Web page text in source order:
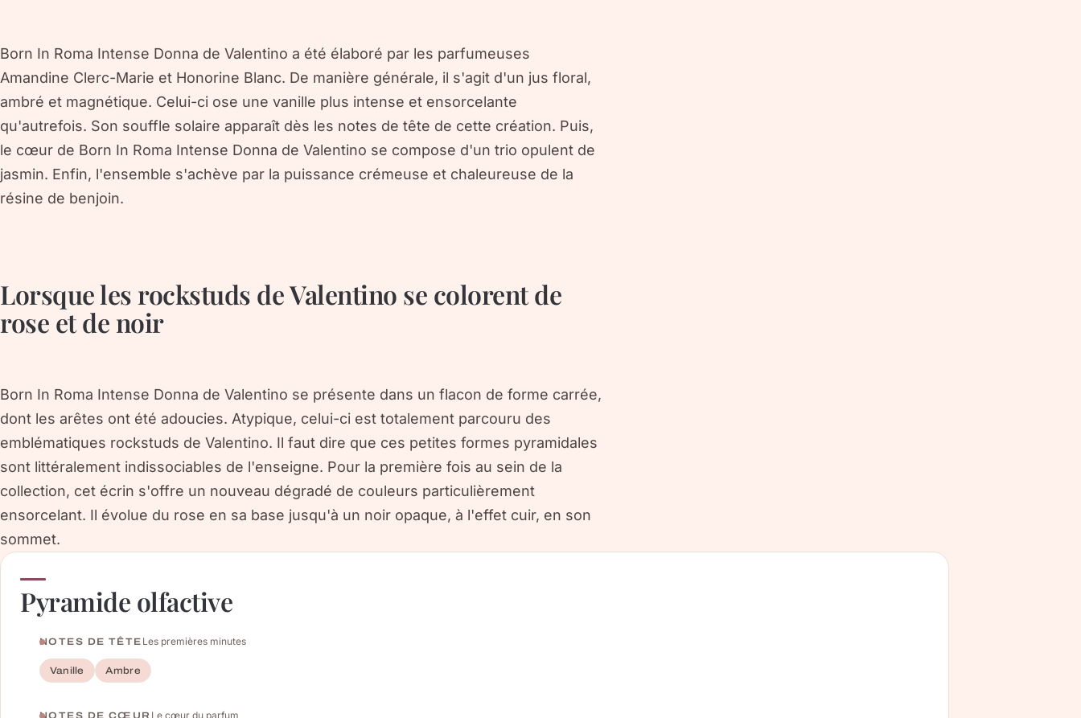
Born In Roma Intense Donna de Valentino a été élaboré par les parfumeuses
Amandine Clerc-Marie et Honorine Blanc. De manière générale, il s'agit d'un jus floral,
ambré et magnétique. Celui-ci ose une vanille plus intense et ensorcelante
qu'autrefois. Son souffle solaire apparaît dès les notes de tête de cette création. Puis,
le cœur de Born In Roma Intense Donna de Valentino se compose d'un trio opulent de
jasmin. Enfin, l'ensemble s'achève par la puissance crémeuse et chaleureuse de la
résine de benjoin.
Lorsque les rockstuds de Valentino se colorent de
rose et de noir
Born In Roma Intense Donna de Valentino se présente dans un flacon de forme carrée,
dont les arêtes ont été adoucies. Atypique, celui-ci est totalement parcouru des
emblématiques rockstuds de Valentino. Il faut dire que ces petites formes pyramidales
sont littéralement indissociables de l'enseigne. Pour la première fois au sein de la
collection, cet écrin s'offre un nouveau dégradé de couleurs particulièrement
ensorcelant. Il évolue du rose en sa base jusqu'à un noir opaque, à l'effet cuir, en son
sommet.
Pyramide olfactive
NOTES DE TÊTE Les premières minutes
Vanille Ambre
NOTES DE CŒUR Le cœur du parfum